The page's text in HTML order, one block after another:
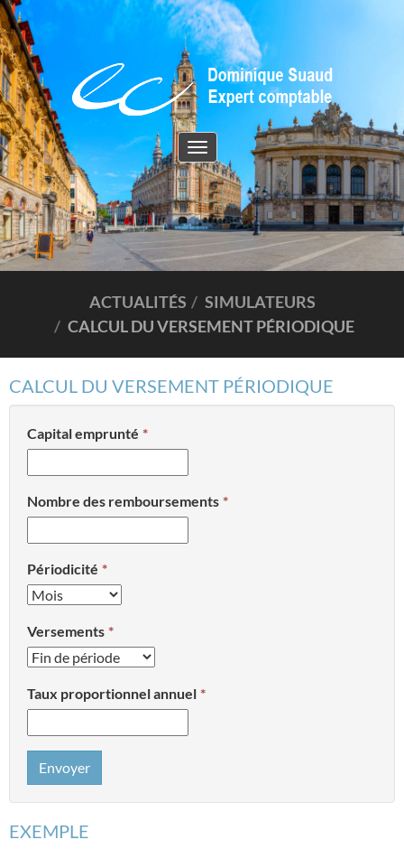
Toggle
navigation
ACTUALITÉS
SIMULATEURS
CALCUL DU VERSEMENT PÉRIODIQUE
CALCUL DU VERSEMENT PÉRIODIQUE
Capital emprunté
Nombre des remboursements
Périodicité
Versements
Taux proportionnel annuel
Envoyer
EXEMPLE